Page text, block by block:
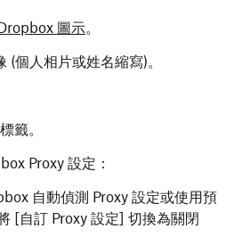
圖示。
(個人相片或姓名縮寫)。
籤。
Proxy 設定：
自動偵測 Proxy 設定或使用預
[自訂 Proxy 設定] 切換為關閉